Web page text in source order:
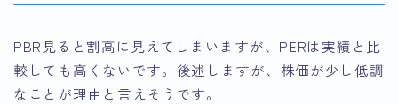
PBR見ると割高に見えてしまいますが、PERは実績と比
較しても高くないです。後述しますが、株価が少し低調
なことが理由と言えそうです。